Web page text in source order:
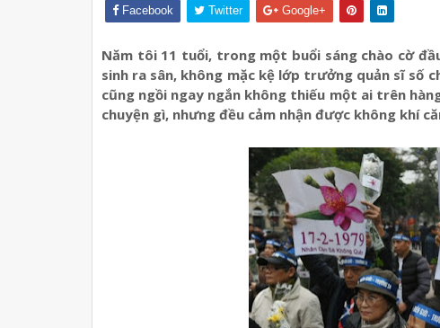
Facebook Twitter Google+
Năm tôi 11 tuổi, trong một buổi sáng chào cờđầ
sinh ra sân, không mặc kệlớp trưởng quản sĩ số
cũng ngồi ngay ngắn không thiếu một ai trên
chuyện gì, nhưng đều cảm nhận được không khí